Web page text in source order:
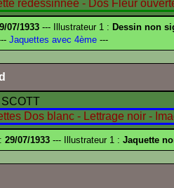
07/1933--- Illustrateur 1 : Dessin non
Jaquettes avec 4ème ---
SCOTT
29/07/1933 --- Illustrateur 1 : Jaquette